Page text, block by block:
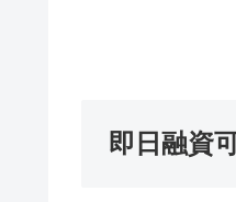
即日融資